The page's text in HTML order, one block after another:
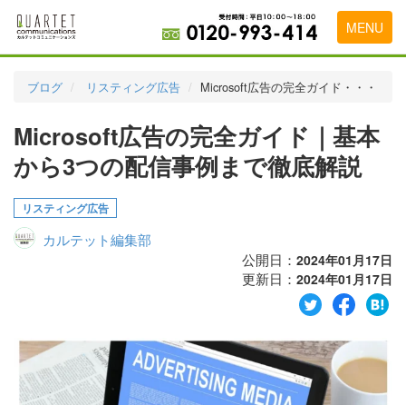
MENU
実績・お客様の声
初めて導入をお考えの方
代理店の乗り換えをお考えの方
お問い合わせ
ブログ リスティング広告 Microsoft広告の完全ガイド・・・
Microsoft広告の完全ガイド｜基本
から3つの配信事例まで徹底解説
リスティング広告
カルテット編集部
公開日： 2024年01月17日
更新日： 2024年01月17日